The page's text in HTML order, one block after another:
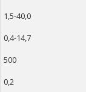
1,5-40,0
0,4-14,7
500
0,2